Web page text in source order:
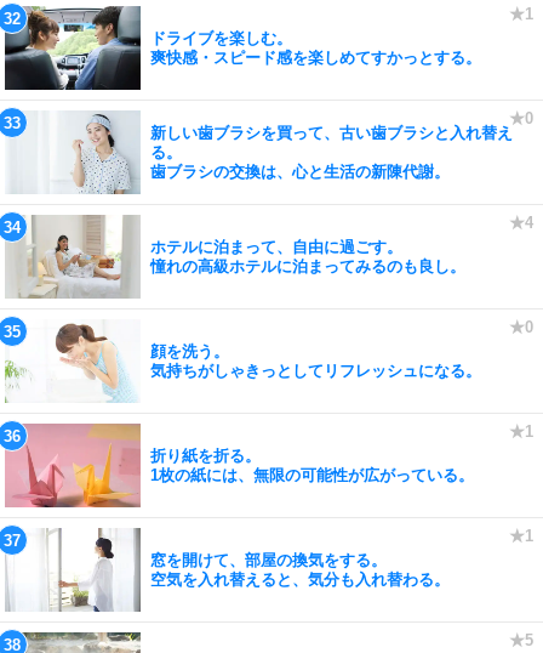
ドライブを楽しむ。
爽快感・スピード感を楽しめてすかっとする。
新しい歯ブラシを買って、古い歯ブラシと入れ替え
る。
歯ブラシの交換は、心と生活の新陳代謝。
ホテルに泊まって、自由に過ごす。
憧れの高級ホテルに泊まってみるのも良し。
顔を洗う。
気持ちがしゃきっとしてリフレッシュになる。
折り紙を折る。
1枚の紙には、無限の可能性が広がっている。
窓を開けて、部屋の換気をする。
空気を入れ替えると、気分も入れ替わる。